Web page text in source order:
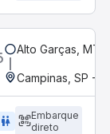
Alto Garças, MT
Campinas, SP -
wc
Embarque
direto